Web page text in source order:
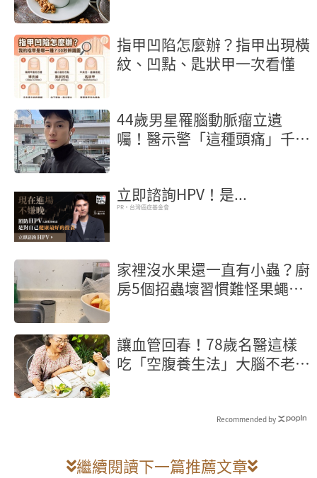
指甲凹陷怎麼辦？指甲出現橫
紋、凹點、匙狀甲一次看懂
44歲男星罹腦動脈瘤立遺
囑！醫示警「這種頭痛」千萬
立即諮詢HPV！是...
PR・台灣癌症基金會
家裡沒水果還一直有小蟲？廚
房5個招蟲壞習慣難怪果蠅殺
讓血管回春！78歲名醫這樣
吃「空腹養生法」大腦不老又
Recommended by
繼續閱讀下一篇推薦文章